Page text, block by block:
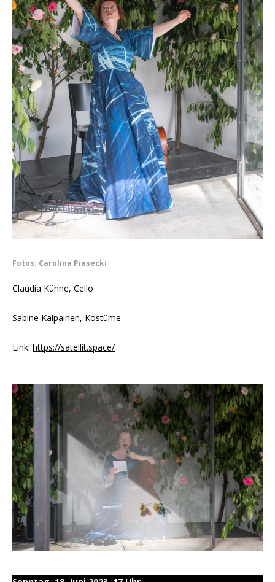
Fotos: Carolina Piasecki
Claudia Kühne, Cello
Sabine Kaipainen, Kostüme
Link: https://satellit.space/